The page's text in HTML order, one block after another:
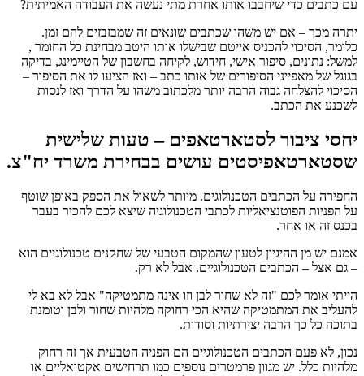
עם כתבים כדי שיחבבו אותו אחרת מתי נעשה את העבודה האמיתית?
יתרה מכך – אם יש משהו שכתבים שונאים זה שמבזבזים להם זמן.
כלומר, הסיכוי להכניס אייטם שבישלו אותו היטב מבחינת כל החומר ,
למשל: נתונים, סיפור אישי, חידוש, לקיחה בחשבון של הטיימינג, בדיקה
בגוגל של מאפייני הסיפורים של אותו כתב – ואז הציעו לו את הסיפור –
הסיכוי להצלחה גבוה הרבה יותר מלכתוב משהו על הדרך ואז לנסות
לשכנע את הכתב.
יחסי ציבור לסטארטאפים – טעות שלישית
שסטארטאפיסטים עושים בבחירת משרד יח"צ.
החפירה על הכתבים הטכנולוגים. מיותר לשאול את הספק באופן שוטף
על הפניות הפוטנציאליות לכתבי הטכנולוגיה שיצא לכם להכיר בעבר
בכנס זה או אחר.
אמנם יש מן ההיגיון לטעון שהמקום הטבעי של שחקנים טכנולוגיים הוא
– גם אצל – הכתבים הטכנולוגיים. אבל לא רק.
הייתי אומר לכם "זה לא שחור לבן וזו אינה מתמטיקה" אבל לא בא לי
להעליב את המתמטיקה שהיא הכי רחוקה מלהיות שחור ולבן וטומנת
בתוכה כל כך הרבה יצירתיות וסודות.
נכון, לא פעם הכתבים הטכנולוגיים הם הפניה הטבעית אך זה רחוק
מלהיות כלל. יש מגוון פרמטרים נוספים כמו תרחישים אקטואליים או